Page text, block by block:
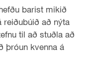
barist mikið
reiðubúið að nýta
til að stuðla að
þróun kvenna á